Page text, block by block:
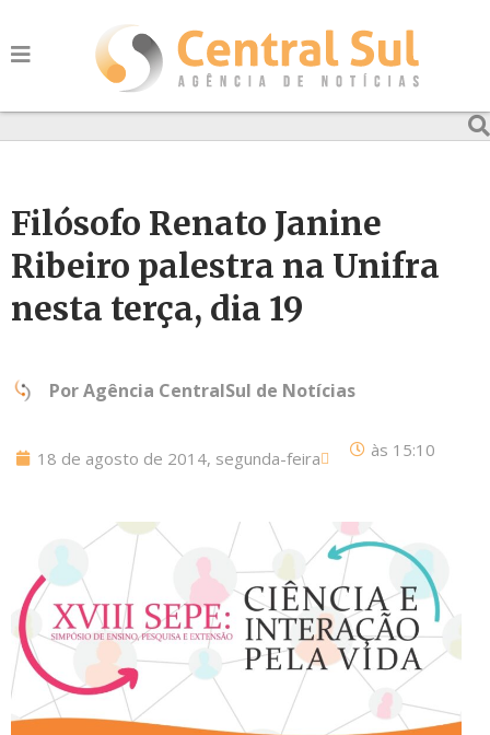
Filósofo Renato Janine
Ribeiro palestra na Unifra
nesta terça, dia 19
PorAgência CentralSul de Notícias
18 de agosto de 2014, segunda-feira às 15:10